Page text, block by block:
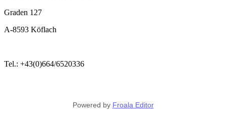
Graden 127
A-8593 Köflach
Tel.: +43(0)664/6520336
Powered by Froala Editor